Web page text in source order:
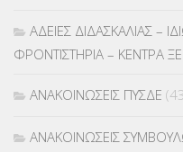
ΑΔΕΙΕΣ ΔΙΔΑΣΚΑΛΙΑΣ –
ΦΡΟΝΤΙΣΤΗΡΙΑ – ΚΕΝΤΡΑ
ΑΝΑΚΟΙΝΩΣΕΙΣ ΠΥΣΔΕ
ΑΝΑΚΟΙΝΩΣΕΙΣ